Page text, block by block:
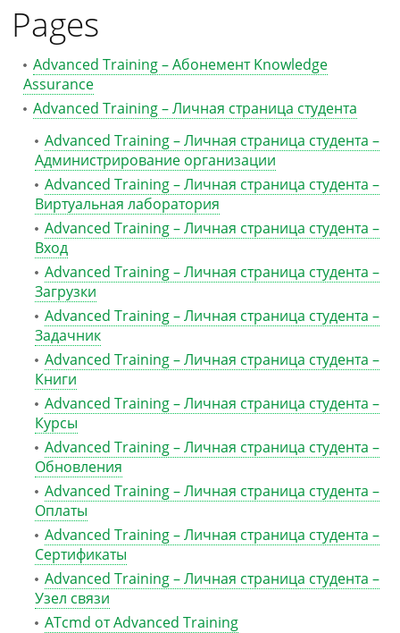
Pages
Advanced Training – Абонемент Knowledge
Assurance
Advanced Training – Личная страница студента
Advanced Training – Личная страница студента –
Администрирование организации
Advanced Training – Личная страница студента –
Виртуальная лаборатория
Advanced Training – Личная страница студента –
Вход
Advanced Training – Личная страница студента –
Загрузки
Advanced Training – Личная страница студента –
Задачник
Advanced Training – Личная страница студента –
Книги
Advanced Training – Личная страница студента –
Курсы
Advanced Training – Личная страница студента –
Обновления
Advanced Training – Личная страница студента –
Оплаты
Advanced Training – Личная страница студента –
Сертификаты
Advanced Training – Личная страница студента –
Узел связи
ATcmd от Advanced Training